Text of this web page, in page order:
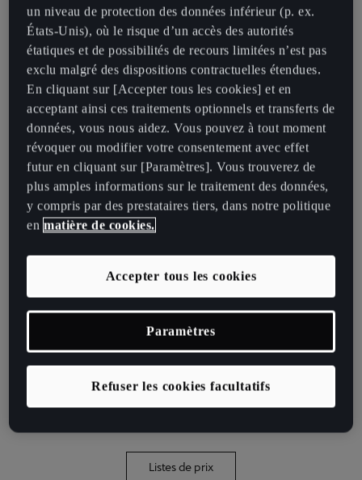
Catalogue
CUPRA TAVASCAN
Un rêve devient réalité. Laissez-vous
avec une autonomie électrique allant jusqu’à
568 km. Le look triangulaire lui donne une
apparence provocante et assure une
Listes de prix
un niveau de protection des données inférieur (p. ex.
États-Unis), où le risque d’un accès des autorités
étatiques et de possibilités de recours limitées n’est pas
exclu malgré des dispositions contractuelles étendues.
En cliquant sur [Accepter tous les cookies] et en
acceptant ainsi ces traitements optionnels et transferts de
données, vous nous aidez. Vous pouvez à tout moment
révoquer ou modifier votre consentement avec effet
futur en cliquant sur [Paramètres]. Vous trouverez de
plus amples informations sur le traitement des données,
y compris par des prestataires tiers, dans notre politique
en matière de cookies.
Refuser les cookies facultatifs
Accepter tous les cookies
Paramètres